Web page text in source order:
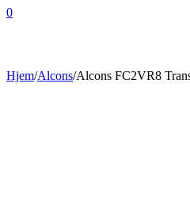
0
Hjem/Alcons/Alcons FC2VR8